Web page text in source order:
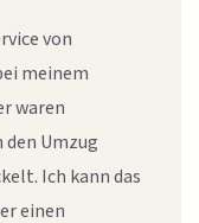
von
meinem
waren
Umzug
Ich kann das
einen